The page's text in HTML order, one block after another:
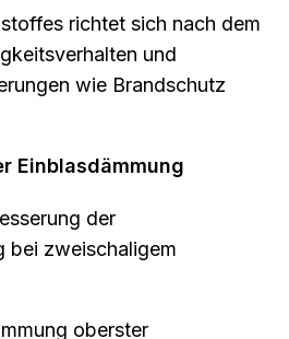
richtet sich nach dem
und
wie Brandschutz
Einblasdämmung
der
bei zweischaligem
oberster